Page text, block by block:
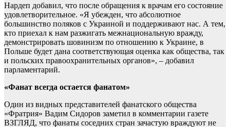
Нардеп добавил, что после обращения к врачам его состояние
удовлетворительное. «Я убежден, что абсолютное
большинство поляков с Украиной и поддерживают нас. А тем,
кто приехал к нам разжигать межнациональную вражду,
демонстрировать шовинизм по отношению к Украине, в
Польше будет дана соответствующая оценка как общества, так
и польских правоохранительных органов», – добавил
парламентарий.
«Фанат всегда остается фанатом»
Один из видных представителей фанатского общества
«Фратрия» Вадим Сидоров заметил в комментарии газете
ВЗГЛЯД, что фанаты соседних стран зачастую враждуют не